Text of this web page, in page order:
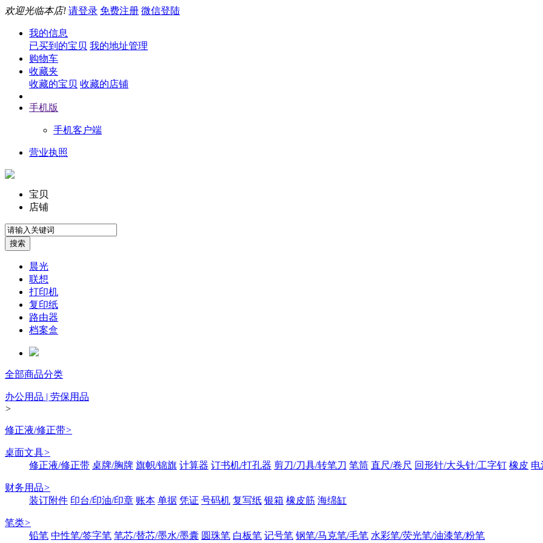
欢迎光临本店! 请登录 免费注册 微信登陆
我的信息
已买到的宝贝 我的地址管理
购物车
收藏夹
收藏的宝贝 收藏的店铺
手机版
手机客户端
营业执照
宝贝
店铺
晨光
联想
打印机
复印纸
路由器
档案盒
全部商品分类
办公用品 | 劳保用品
>
修正液/修正带>
桌面文具>
修正液/修正带 桌牌/胸牌 旗帜/锦旗 计算器 订书机/打孔器 剪刀/刀具/转笔刀 笔筒 直尺/卷尺 回形针/大头针/工字钉 橡皮 电
财务用品>
装订附件 印台/印油/印章 账本 单据 凭证 号码机 复写纸 银箱 橡皮筋 海绵缸
笔类>
铅笔 中性笔/签字笔 笔芯/替芯/墨水/墨囊 圆珠笔 白板笔 记号笔 钢笔/马克笔/毛笔 水彩笔/荧光笔/油漆笔/粉笔